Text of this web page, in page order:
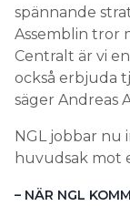
spännande
Assemblin tror
Centralt är vi
också erbjuda
säger Andreas
NGL jobbar nu
huvudsak mot
– NÄR NGL